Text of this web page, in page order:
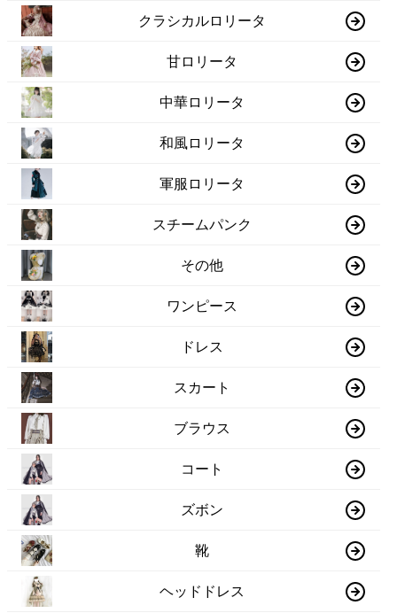
クラシカルロリータ
甘ロリータ
中華ロリータ
和風ロリータ
軍服ロリータ
スチームパンク
その他
ワンピース
ドレス
スカート
ブラウス
コート
ズボン
靴
ヘッドドレス